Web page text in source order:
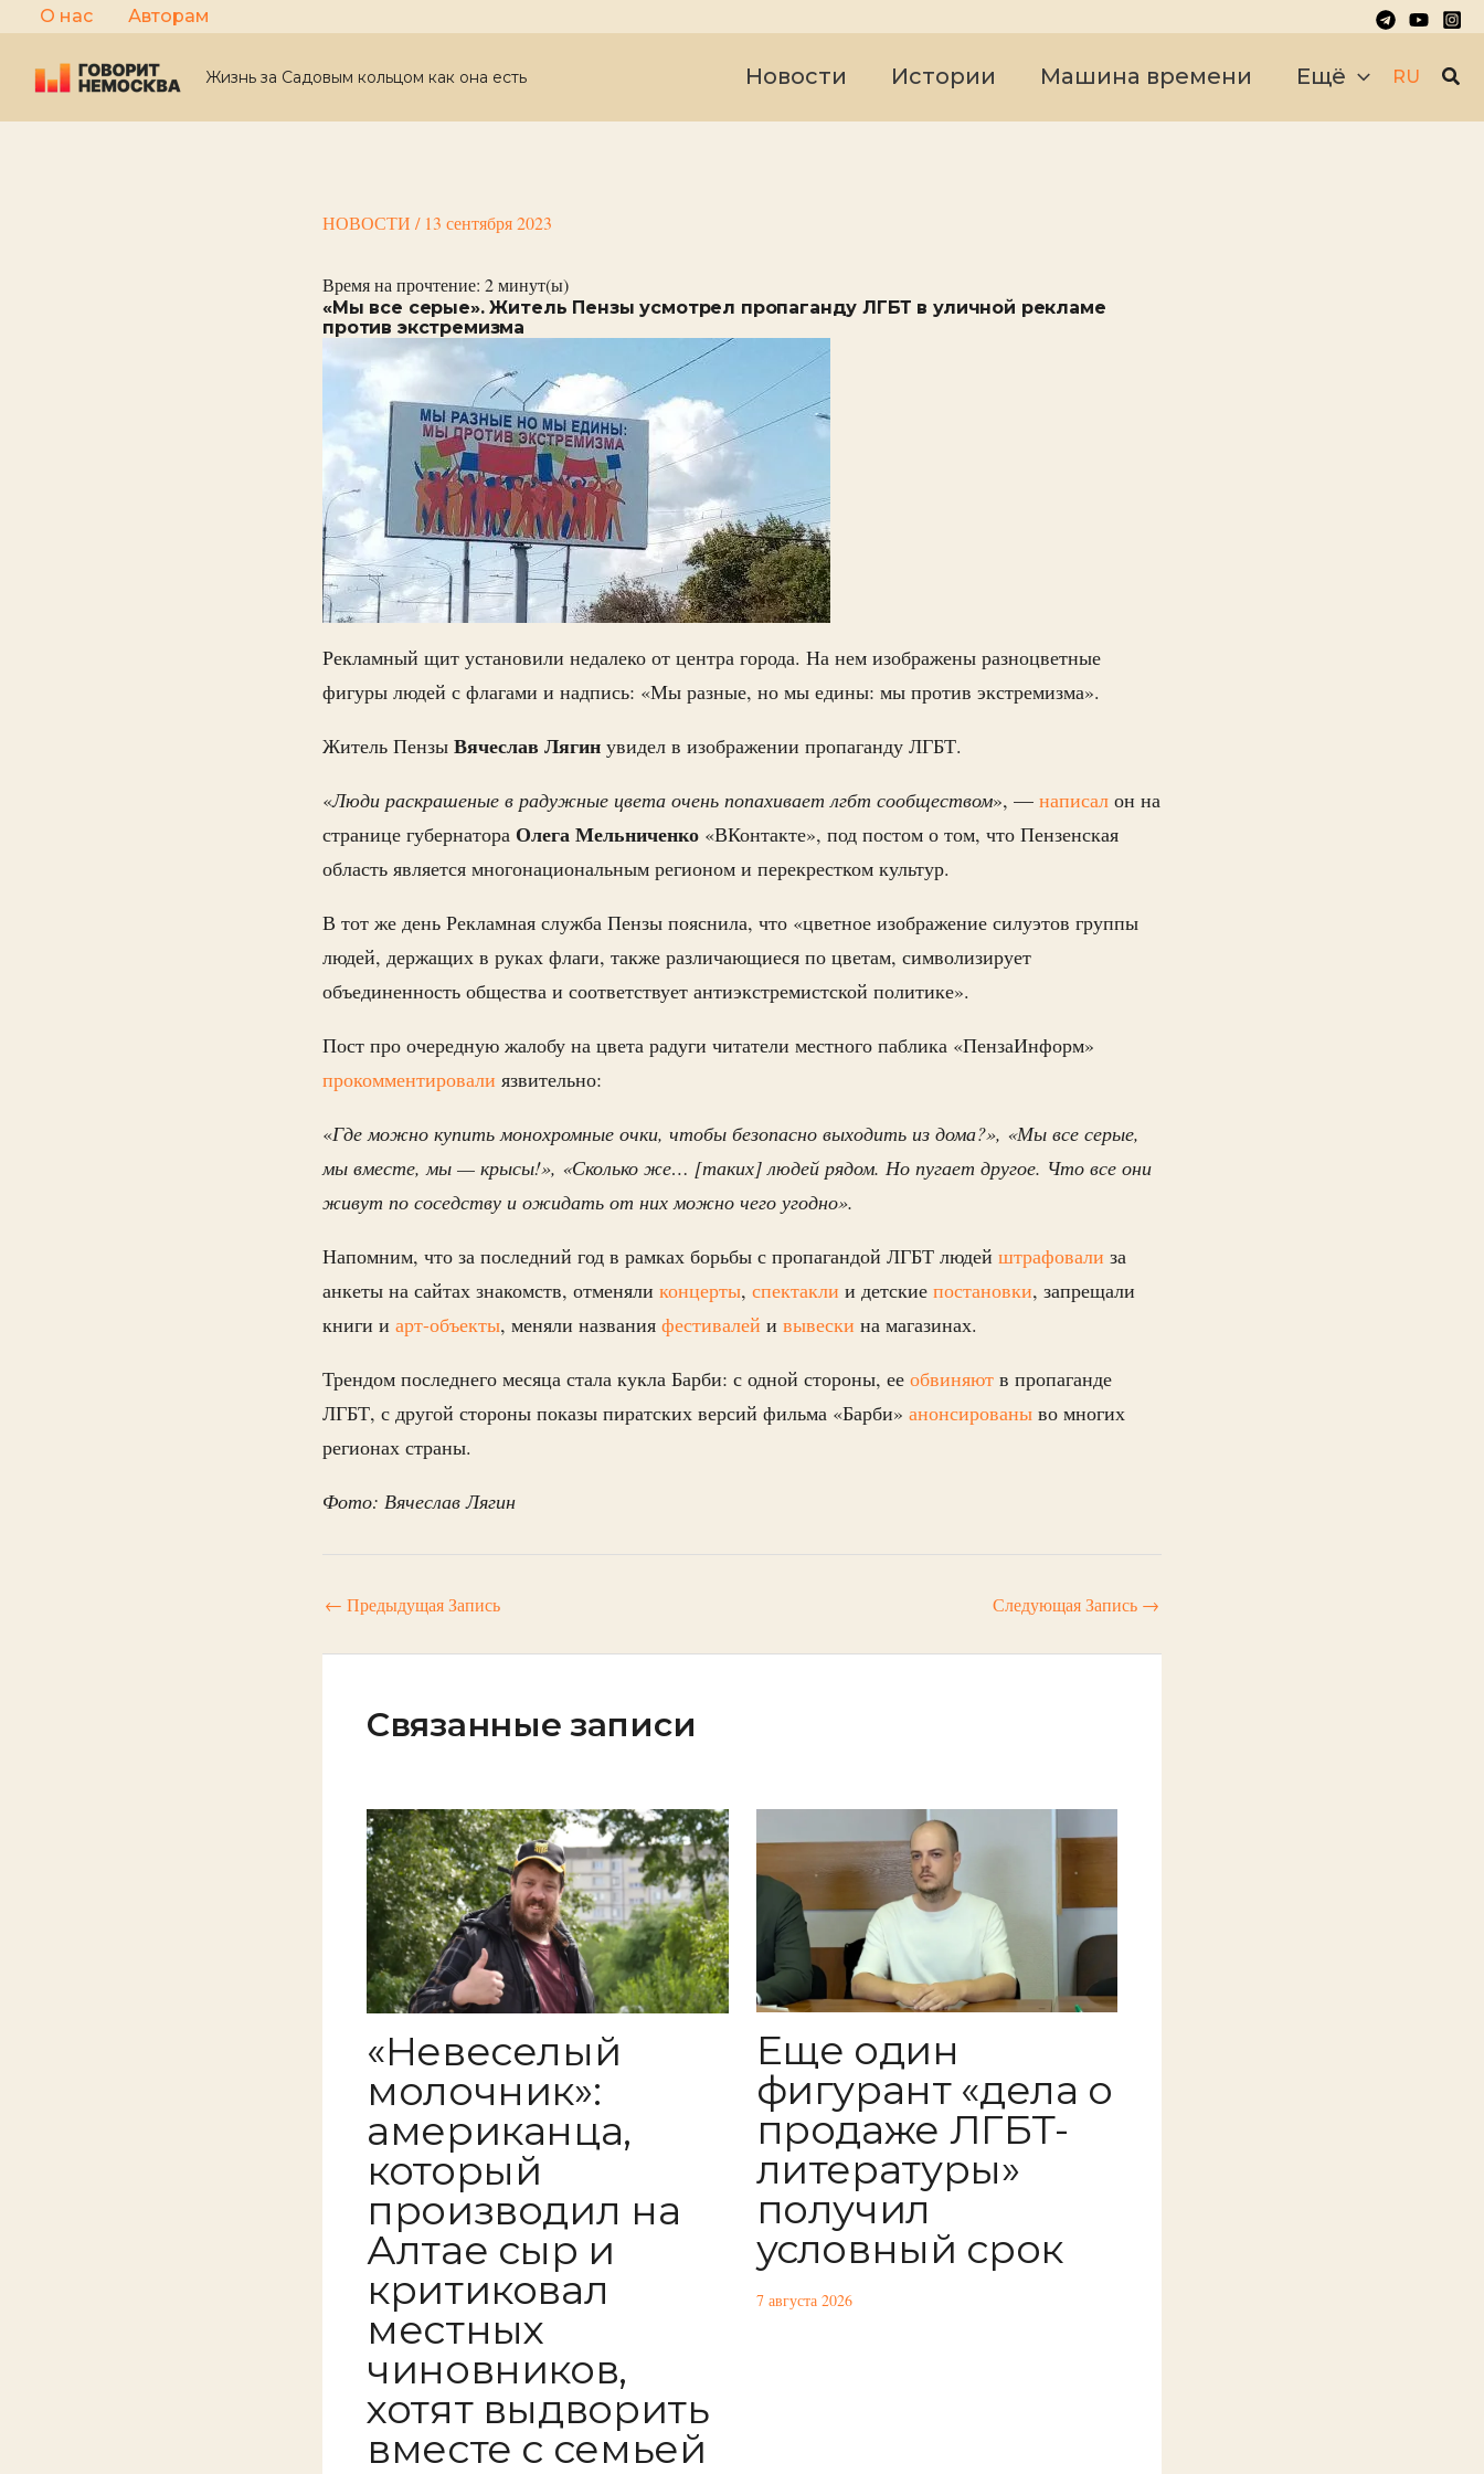
Перейти
к
содержимому
О нас Авторам
Жизнь за Садовым кольцом как она есть Новости Истории Машина времени Ещё RU
НОВОСТИ / 13 сентября 2023
Время на прочтение: 2минут(ы)
«Мы все серые». Житель Пензы усмотрел пропаганду ЛГБТ в уличной рекламе
против экстремизма
Рекламный щит установили недалеко от центра города. На нем изображены разноцветные
фигуры людей с флагами и надпись: «Мы разные, но мы едины: мы против экстремизма».
Житель Пензы Вячеслав Лягин увидел в изображении пропаганду ЛГБТ.
«Люди раскрашеные в радужные цвета очень попахивает лгбт сообществом», — написал он на
странице губернатора Олега Мельниченко «ВКонтакте», под постом о том, что Пензенская
область является многонациональным регионом и перекрестком культур.
В тот же день Рекламная служба Пензы пояснила, что «цветное изображение силуэтов группы
людей, держащих в руках флаги, также различающиеся по цветам, символизирует
объединенность общества и соответствует антиэкстремистской политике».
Пост про очередную жалобу на цвета радуги читатели местного паблика «ПензаИнформ»
прокомментировали язвительно:
«Где можно купить монохромные очки, чтобы безопасно выходить из дома?», «Мы все серые,
мы вместе, мы — крысы!», «Сколько же… [таких] людей рядом. Но пугает другое. Что все они
живут по соседству и ожидать от них можно чего угодно».
Напомним, что за последний год в рамках борьбы с пропагандой ЛГБТ людей штрафовали за
анкеты на сайтах знакомств, отменяли концерты, спектакли и детские постановки, запрещали
книги и арт-объекты, меняли названия фестивалей и вывески на магазинах.
Трендом последнего месяца стала кукла Барби: с одной стороны, ее обвиняют в пропаганде
ЛГБТ, с другой стороны показы пиратских версий фильма «Барби» анонсированы во многих
регионах страны.
Фото: Вячеслав Лягин
← Предыдущая Запись Следующая Запись →
Связанные записи
«Невеселый
молочник»:
американца,
который
производил на
Алтае сыр и
критиковал
местных
чиновников,
хотят выдворить
вместе с семьей
Еще один
фигурант «дела о
продаже ЛГБТ-
литературы»
получил
условный срок
7 августа 2026